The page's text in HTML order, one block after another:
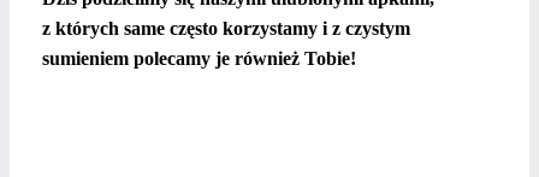
z których same często korzystamy i z czystym
sumieniem polecamy je również Tobie!